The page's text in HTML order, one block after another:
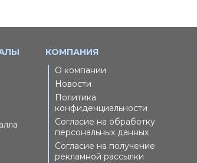
КОМПАНИЯ
О компании
Новости
Политика
конфиденциальности
Согласие на обработку
персональных данных
Согласие на получение
рекламной рассылки